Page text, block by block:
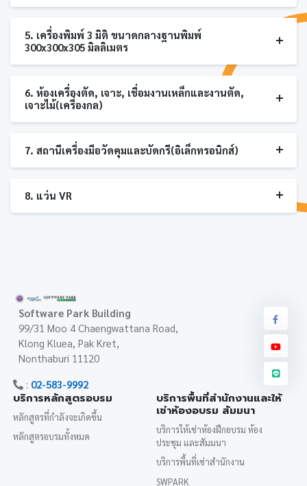
5. เครื่องพิมพ์ 3 มิติ ขนาดกลางฐานพิมพ์
300x300x305 มิลลิเมตร
6. ห้องเครื่องตัด, เจาะ, เชื่อมงานเหล็กและงานตัด,
เจาะไม้(เครื่องกล)
7. สถานีเครื่องมือวัดคุมและบัดกรี(อิเล็กทรอนิกส์)
8. แว่น VR
Software Park Building
99/31 Moo 4 Chaengwattana Road,
Klong Kluea, Pak Kret,
Nonthaburi 11120
: 02-583-9992
บริการหลักสูตรอบรม
หลักสูตรที่กำลังจะเกิดขึ้น
หลักสูตรอบรมทั้งหมด
บริการพื้นที่สำนักงานและให้
เช่าห้องอบรม สัมมนา
บริการให้เช่าห้องฝึกอบรม ห้อง
ประชุม และสัมมนา
บริการพื้นที่เช่าสำนักงาน
SWPARK